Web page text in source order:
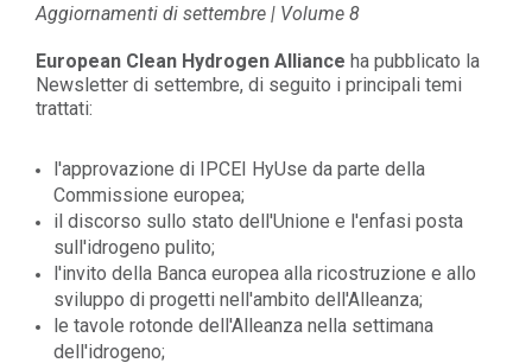
Aggiornamenti di settembre | Volume 8
European Clean Hydrogen Alliance ha pubblicato la
Newsletter di settembre, di seguito i principali temi
trattati:
l'approvazione di IPCEI HyUse da parte della
Commissione europea;
il discorso sullo stato dell'Unione e l'enfasi posta
sull'idrogeno pulito;
l'invito della Banca europea alla ricostruzione e allo
sviluppo di progetti nell'ambito dell'Alleanza;
le tavole rotonde dell'Alleanza nella settimana
dell'idrogeno;